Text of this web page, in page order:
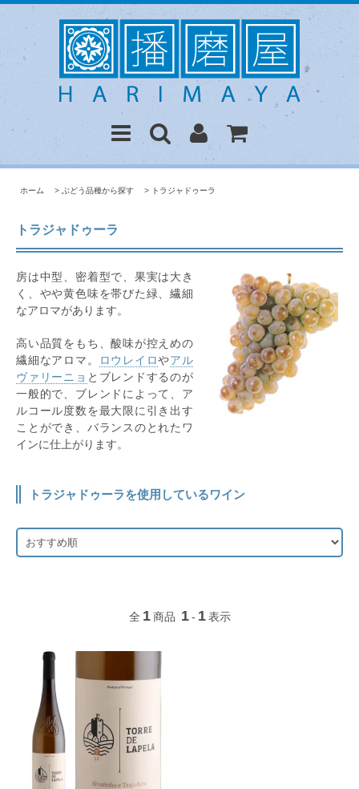
ホーム > ぶどう品種から探す > トラジャドゥーラ
トラジャドゥーラ
房は中型、密着型で、果実は大き
く、やや黄色味を帯びた緑、繊細
なアロマがあります。
高い品質をもち、酸味が控えめの
繊細なアロマ。
ロウレイロやアル
ヴァリーニョ とブレンドするのが
一般的で、ブレンドによって、ア
ルコール度数を最大限に引き出す
ことができ、バランスのとれたワ
インに仕上がります。
トラジャドゥーラを使用しているワイン
全 1 商品 1 - 1 表示